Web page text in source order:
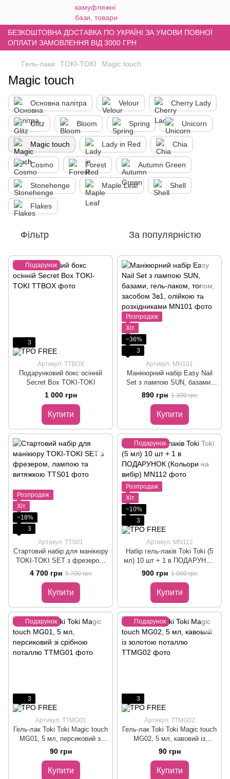
БЕЗКОШТОВНА ДОСТАВКА ПО УКРАЇНІ ЗА УМОВИ ПОВНОЇ
ОПЛАТИ ЗАМОВЛЕННЯ ВІД 3000 ГРН
Гель-лаки TOKI-TOKI Magic touch
Magic touch
Основна палітра Velour Cherry Lady
Glitz Bloom Spring Unicorn
Magic touch Lady in Red Chia
Cosmo Forest Autumn Green
Stonehenge Maple Leaf Shell
Flakes
Фільтр За популярністю
Подарунок
3
Артикул: TTBOX
Подарунковий бокс осінній
Secret Box TOKI-TOKI
1 000 грн
Купити
Розпродаж
Хіт
−36%
3
Артикул: MN101
Манікюрний набір Easy Nail
Set з лампою SUN, базами,
гель-лаком, топом, засобом
3в1, олійкою та розхідниками
890 грн 1 390 грн
Купити
Розпродаж
Хіт
−18%
3
Артикул: TTS01
Стартовий набір для манікюру
TOKI-TOKI SET з фрезером,
лампою та витяжкою
4 700 грн 5 700 грн
Купити
Подарунок
Розпродаж
Хіт
−10%
3
Артикул: MN112
Набір гель-лаків Toki Toki (5
мл) 10 шт + 1 в ПОДАРУНОК
(Кольори на вибір)
900 грн 1 000 грн
Купити
Подарунок
3
Артикул: TTMG01
Гель-лак Toki Toki Magic touch
MG01, 5 мл, персиковий зі
срібною поталлю
90 грн
Купити
Подарунок
3
Артикул: TTMG02
Гель-лак Toki Toki Magic touch
MG02, 5 мл, кавовий із
золотою поталлю
90 грн
Купити